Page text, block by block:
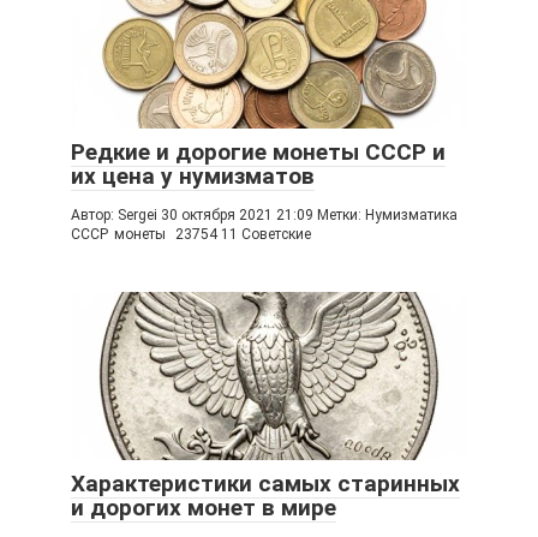
Редкие и дорогие монеты СССР и
их цена у нумизматов
Автор: Sergei 30 октября 2021 21:09 Метки: Нумизматика
СССР монеты 23754 11 Советские
Характеристики самых старинных
и дорогих монет в мире